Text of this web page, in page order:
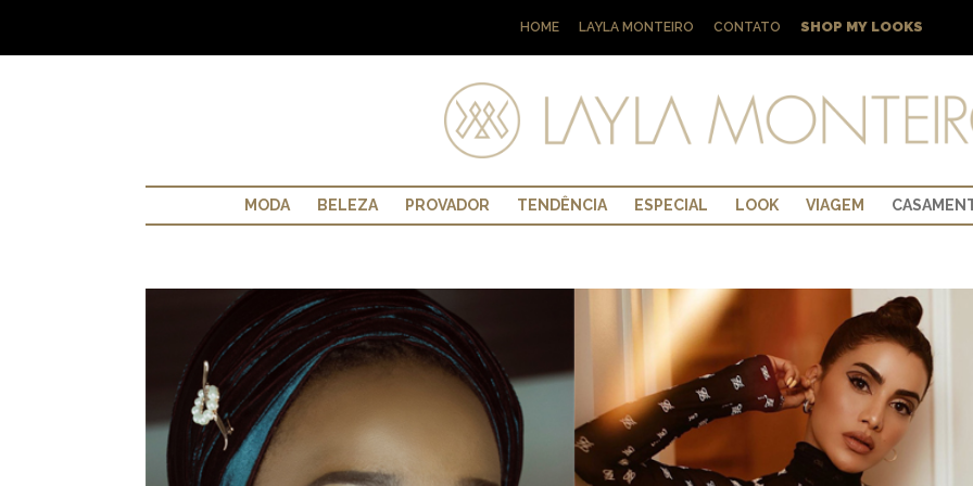
HOME LAYLA MONTEIRO CONTATO SHOP MY LOOKS
MODA BELEZA PROVADOR TENDÊNCIA ESPECIAL LOOK VIAGEM